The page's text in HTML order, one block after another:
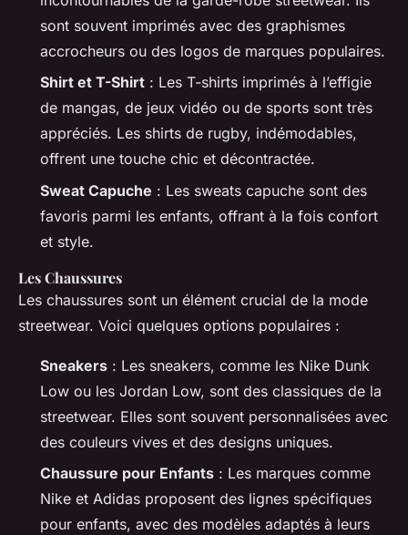
sont souvent imprimés avec des graphismes
accrocheurs ou des logos de marques populaires.
Shirt et T-Shirt : Les T-shirts imprimés à l’effigie
de mangas, de jeux vidéo ou de sports sont très
appréciés. Les shirts de rugby, indémodables,
offrent une touche chic et décontractée.
Sweat Capuche : Les sweats capuche sont des
favoris parmi les enfants, offrant à la fois confort
et style.
Les Chaussures
Les chaussures sont un élément crucial de la mode
streetwear. Voici quelques options populaires :
Sneakers : Les sneakers, comme les Nike Dunk
Low ou les Jordan Low, sont des classiques de la
streetwear. Elles sont souvent personnalisées avec
des couleurs vives et des designs uniques.
Chaussure pour Enfants : Les marques comme
Nike et Adidas proposent des lignes spécifiques
pour enfants, avec des modèles adaptés à leurs